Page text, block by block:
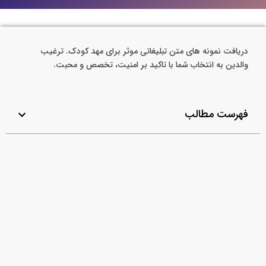
دریافت نمونه های متن تبلیغاتی موثر برای مهد کودک. ترغیب
والدین به انتخاب شما با تاکید بر امنیت، تخصص و محبت.
فهرست مطالب